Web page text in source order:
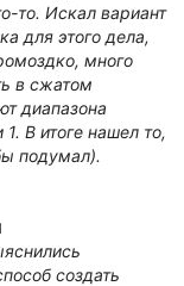
то. Искал вариант
для этого дела,
много
в сжатом
диапазона
В итоге нашел то,
подумал).
создать